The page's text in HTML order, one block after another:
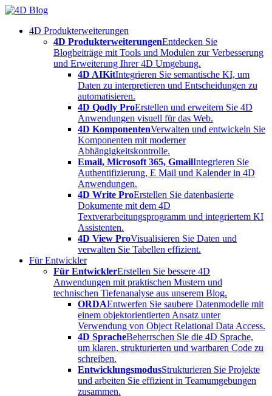
Skip
content4D Produkterweiterungen
4D ProdukterweiterungenEntdecken Sie
Blogbeiträge mit Tools und Modulen zur Verbesserung
und Erweiterung Ihrer 4D Umgebung.
4D AIKitIntegrieren Sie semantische KI, um
Daten zu interpretieren und Entscheidungen zu
automatisieren.
4D Qodly ProErstellen und erweitern Sie 4D
Anwendungen visuell für das Web.
4D KomponentenVerwalten und entwickeln Sie
Komponenten mit moderner
Abhängigkeitskontrolle.
Email, Microsoft 365, GmailIntegrieren Sie
Authentifizierung, E Mail und Kalender in 4D
Anwendungen.
4D Write ProErstellen Sie datenbasierte
Dokumente mit dem 4D
Textverarbeitungsprogramm und integriertem KI
Assistenten.
4D View ProVisualisieren Sie Daten und
verwalten Sie Tabellen effizient.
Für Entwickler
Für EntwicklerErstellen Sie bessere 4D
Anwendungen mit praktischen Mustern und
technischen Tiefenanalyse aus unserem Blog.
ORDAEntwerfen Sie saubere Datenmodelle mit
einem objektorientierten Ansatz unter
Verwendung von Object Relational Data Access.
4D SpracheBeherrschen Sie die 4D Sprache,
um klaren, strukturierten und wartbaren Code zu
schreiben.
EntwicklungsmodusStrukturieren Sie Projekte
und arbeiten Sie effizient in Teamumgebungen
zusammen.